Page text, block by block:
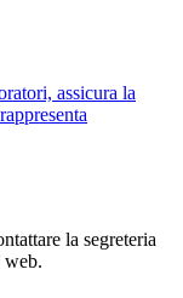
assicura la
la segreteria
web.